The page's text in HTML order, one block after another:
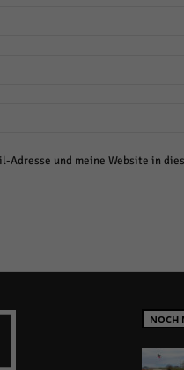
Adresse und meine Website in
NOCH